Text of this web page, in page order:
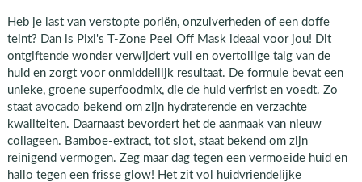
Heb je last van verstopte poriën, onzuiverheden of een doffe
teint? Dan is Pixi's T-Zone Peel Off Mask ideaal voor jou! Dit
ontgiftende wonder verwijdert vuil en overtollige talg van de
huid en zorgt voor onmiddellijk resultaat. De formule bevat een
unieke, groene superfoodmix, die de huid verfrist en voedt. Zo
staat avocado bekend om zijn hydraterende en verzachte
kwaliteiten. Daarnaast bevordert het de aanmaak van nieuw
collageen. Bamboe-extract, tot slot, staat bekend om zijn
reinigend vermogen. Zeg maar dag tegen een vermoeide huid en
hallo tegen een frisse glow! Het zit vol huidvriendelijke